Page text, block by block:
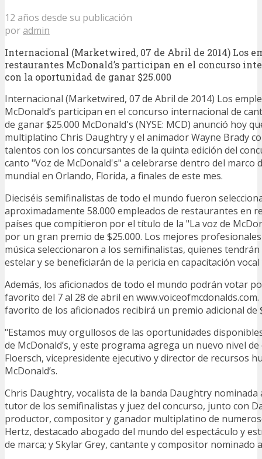
12 años desde su publicación
poradmin
Internacional (Marketwired, 07 de Abril de 2014) Los
restaurantes McDonald’s participan en el concurso
con la oportunidad de ganar $25.000
Internacional (Marketwired, 07 de Abril de 2014) Los
McDonald’s participan en el concurso internacional de
de ganar $25.000 McDonald's (NYSE: MCD) anunció hoy
multiplatino Chris Daughtry y el animador Wayne Brady
talentos con los concursantes de la quinta edición del
canto "Voz de McDonald's" a celebrarse dentro del marco
mundial en Orlando, Florida, a finales de este mes.
Dieciséis semifinalistas de todo el mundo fueron
aproximadamente 58.000 empleados de restaurantes en
países que compitieron por el título de la "La voz de
por un gran premio de $25.000. Los mejores
música seleccionaron a los semifinalistas, quienes
estelar y se beneficiarán de la pericia en capacitación
Además, los aficionados de todo el mundo podrán votar
favorito del 7 al 28 de abril en
favorito de los aficionados recibirá un premio adicional de
"Estamos muy orgullosos de las oportunidades
de McDonald’s, y este programa agrega un nuevo nivel
Floersch, vicepresidente ejecutivo y director de recursos
McDonald’s.
Chris Daughtry, vocalista de la banda Daughtry nominada
tutor de los semifinalistas y juez del concurso, junto con
productor, compositor y ganador multiplatino de
Hertz, destacado abogado del mundo del espectáculo y
de marca; y Skylar Grey, cantante y compositor nominado